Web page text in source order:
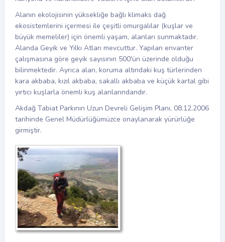
Alanın ekolojisinin yüksekliğe bağlı klimaks dağ
ekosistemlerini içermesi ile çeşitli omurgalılar (kuşlar ve
büyük memeliler) için önemli yaşam, alanları sunmaktadır.
Alanda Geyik ve Yılkı Atları mevcuttur. Yapılan envanter
çalışmasına göre geyik sayısının 500'ün üzerinde olduğu
bilinmektedir. Ayrıca alan, koruma altındaki kuş türlerinden
kara akbaba, kızıl akbaba, sakallı akbaba ve küçük kartal gibi
yırtıcı kuşlarla önemli kuş alanlarındandır.
Akdağ Tabiat Parkının Uzun Devreli Gelişim Planı, 08.12.2006
tarihinde Genel Müdürlüğümüzce onaylanarak yürürlüğe
girmiştir.